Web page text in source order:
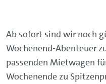
Ab sofort sind wir noch
Wochenend-Abenteuer
passenden Mietwagen
Wochenende zu